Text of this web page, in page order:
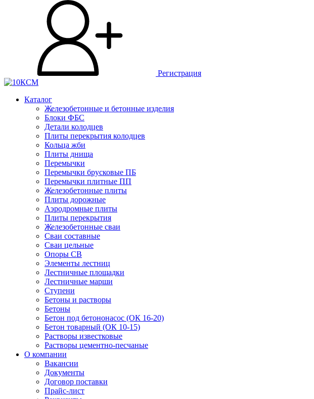
Регистрация
Каталог
Железобетонные и бетонные изделия
Блоки ФБС
Детали колодцев
Плиты перекрытия колодцев
Кольца жби
Плиты днища
Перемычки
Перемычки брусковые ПБ
Перемычки плитные ПП
Железобетонные плиты
Плиты дорожные
Аэродромные плиты
Плиты перекрытия
Железобетонные сваи
Сваи составные
Сваи цельные
Опоры СВ
Элементы лестниц
Лестничные площадки
Лестничные марши
Ступени
Бетоны и растворы
Бетоны
Бетон под бетононасос (ОК 16-20)
Бетон товарный (ОК 10-15)
Растворы известковые
Растворы цементно-песчаные
О компании
Вакансии
Документы
Договор поставки
Прайс-лист